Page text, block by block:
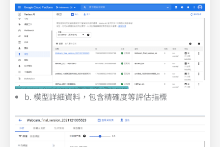
b. 模型詳細資料，包含精確度等評估指標